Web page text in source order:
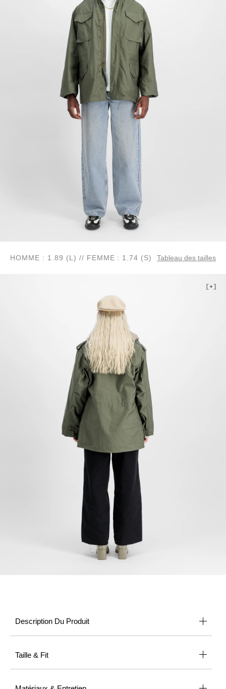
HOMME : 1.89 (L) // FEMME : 1.74 (S) Tableau des tailles
Description Du Produit
Taille & Fit